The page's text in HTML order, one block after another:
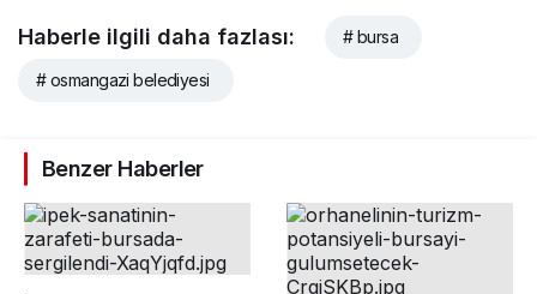
Haberle ilgili daha fazlası: # bursa
# osmangazi belediyesi
Benzer Haberler